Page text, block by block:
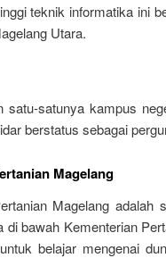
teknik informatika ini
Utara.
satu-satunya kampus
berstatus sebagai
Magelang
Magelang
di bawah Kementerian
belajar mengenai